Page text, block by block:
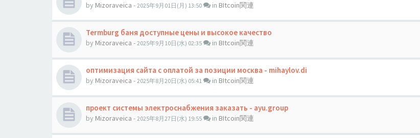
by Mizoraveica - 2025年9月01日(月) 13:50 in BItcoin関連
Termburg баня доступные цены и высокое качество
by Mizoraveica - 2025年9月10日(水) 02:35 in BItcoin関連
оптимизация сайта с оплатой за позиции москва - mihaylov.di
by Mizoraveica - 2025年8月20日(水) 05:41 in BItcoin関連
проект системы электроснабжения заказать - ayu.group
by Mizoraveica - 2025年8月27日(水) 19:55 in BItcoin関連